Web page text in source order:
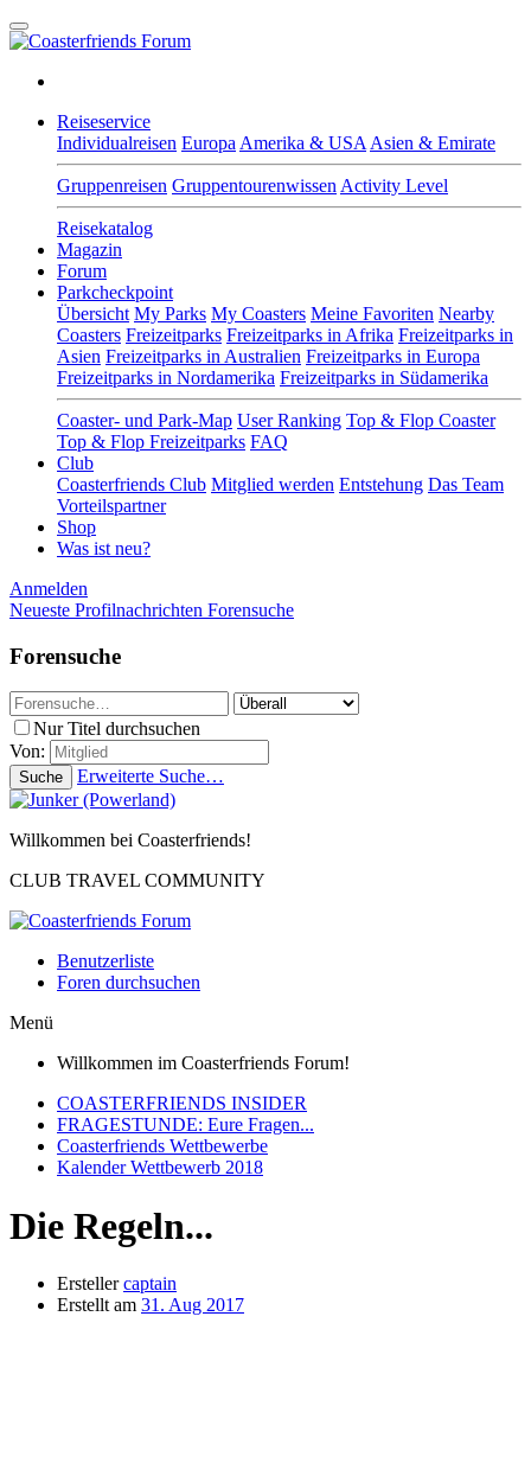
Reiseservice
Individualreisen Europa Amerika & USA Asien & Emirate
Gruppenreisen Gruppentourenwissen Activity Level
Reisekatalog
Magazin
Forum
Parkcheckpoint
Übersicht My Parks My Coasters Meine Favoriten Nearby
Coasters Freizeitparks Freizeitparks in Afrika Freizeitparks in
Asien Freizeitparks in Australien Freizeitparks in Europa
Freizeitparks in Nordamerika Freizeitparks in Südamerika
Coaster- und Park-Map User Ranking Top & Flop Coaster
Top & Flop Freizeitparks FAQ
Club
Coasterfriends Club Mitglied werden Entstehung Das Team
Vorteilspartner
Shop
Was ist neu?
Anmelden
Neueste Profilnachrichten Forensuche
Forensuche
Nur Titel durchsuchen
Von:
Suche Erweiterte Suche…
Willkommen bei Coasterfriends!
CLUB TRAVEL COMMUNITY
Benutzerliste
Foren durchsuchen
Menü
Willkommen im Coasterfriends Forum!
COASTERFRIENDS INSIDER
FRAGESTUNDE: Eure Fragen...
Coasterfriends Wettbewerbe
Kalender Wettbewerb 2018
Die Regeln...
Ersteller captain
Erstellt am 31. Aug 2017